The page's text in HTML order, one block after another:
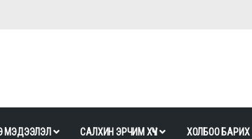
МЭДЭЭЛЭЛ САЛХИН ЭРЧИМ ХҮЧ ХОЛБОО БАРИХ